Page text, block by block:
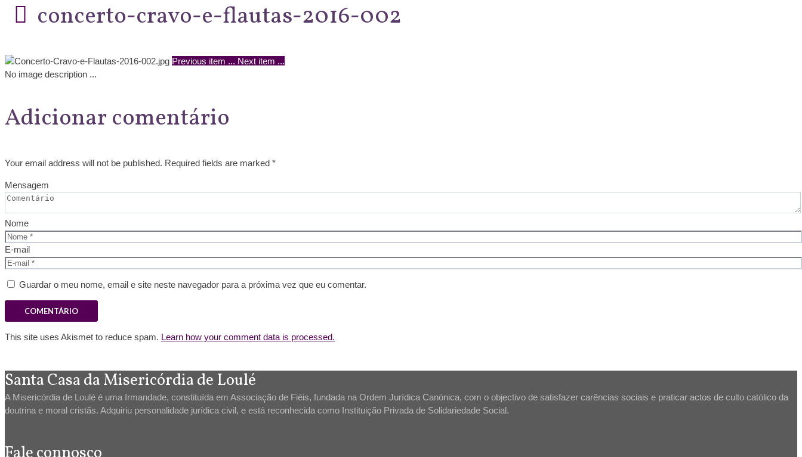
concerto-cravo-e-flautas-2016-002
Previous item ... Next item ...
No image description ...
Adicionar comentário
Your email address will not be published. Required fields are marked *
Mensagem
Nome
E-mail
Guardar o meu nome, email e site neste navegador para a próxima vez que eu comentar.
This site uses Akismet to reduce spam. Learn how your comment data is processed.
Santa Casa da Misericórdia de Loulé
A Misericórdia de Loulé é uma Irmandade, constituída em Associação de Fiéis, fundada na Ordem Jurídica Canónica, com o objectivo de satisfazer carências sociais e praticar actos de culto católico da
doutrina e moral cristãs. Adquiriu personalidade jurídica civil, e está reconhecida como Instituição Privada de Solidariedade Social.